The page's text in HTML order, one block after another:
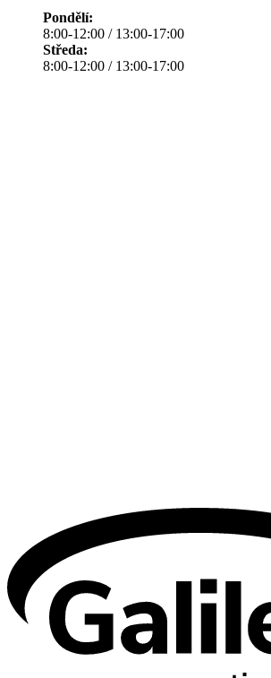
Pondělí:
8:00-12:00 / 13:00-17:00
Středa:
8:00-12:00 / 13:00-17:00